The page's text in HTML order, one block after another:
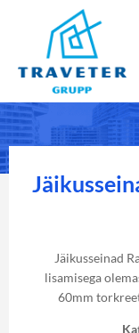
Jäikusseinad
lisamisega
60mm